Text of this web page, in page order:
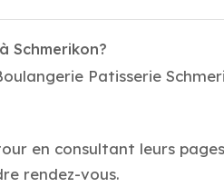
Schmerikon?
Patisserie
en consultant leurs
rendez-vous.